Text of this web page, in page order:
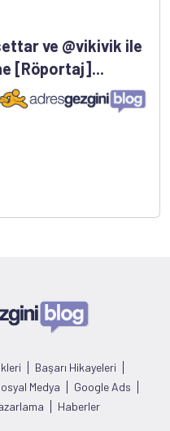
ve @vikivik ile
[Röportaj]...
Başarı Hikayeleri
Medya
Google Ads
Haberler